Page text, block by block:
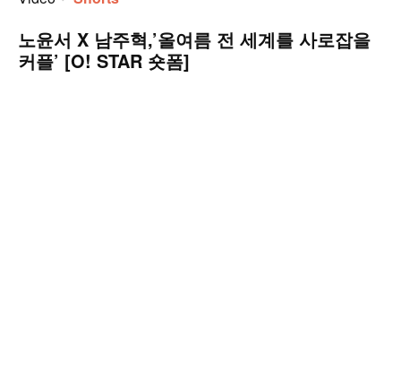
노윤서 X 남주혁,’올여름 전 세계를 사로잡을
커플’ [O! STAR 숏폼]